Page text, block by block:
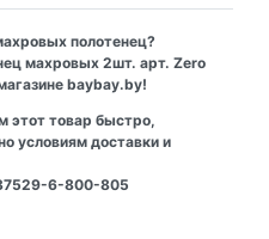
полотенец?
махровых 2шт. арт. Zero
baybay.by!
этот товар быстро,
условиям доставки и
6-800-805